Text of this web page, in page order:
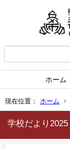
ホーム
現在位置： ホーム
学校だより2025